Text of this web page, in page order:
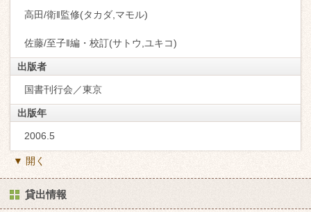
高田/衛‖監修(タカダ,マモル)
佐藤/至子‖編・校訂(サトウ,ユキコ)
出版者
国書刊行会／東京
出版年
2006.5
▼ 開く
貸出情報